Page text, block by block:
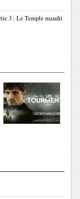
3 : Le Temple maudit